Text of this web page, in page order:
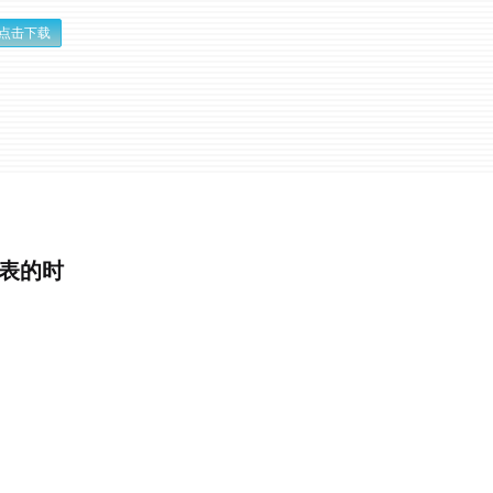
击下载
的时